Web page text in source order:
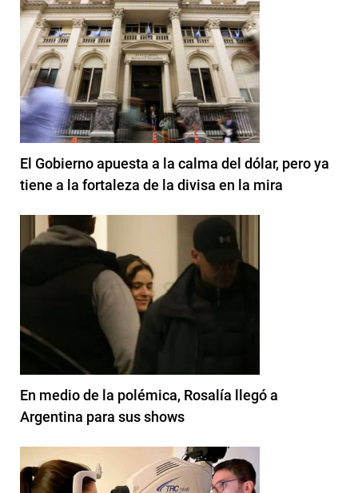
El Gobierno apuesta a la calma del dólar, pero ya
tiene a la fortaleza de la divisa en la mira
En medio de la polémica, Rosalía llegó a
Argentina para sus shows